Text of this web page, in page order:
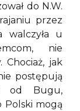
do N.W.
przez
walczyła u
nie
Chociaż, jak
postępują
od Bugu,
Polski mogą